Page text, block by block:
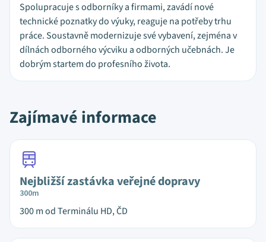
Spolupracuje s odborníky a firmami, zavádí nové
technické poznatky do výuky, reaguje na potřeby trhu
práce. Soustavně modernizuje své vybavení, zejména v
dílnách odborného výcviku a odborných učebnách. Je
dobrým startem do profesního života.
Zajímavé informace
Nejbližší zastávka veřejné dopravy
300m
300 m od Terminálu HD, ČD